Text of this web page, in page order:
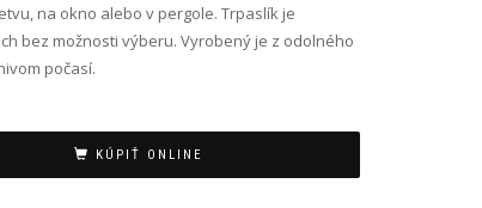
na okno alebo v pergole. Trpaslík je
bez možnosti výberu. Vyrobený je z odolného
počasí.
KÚPIŤ ONLINE